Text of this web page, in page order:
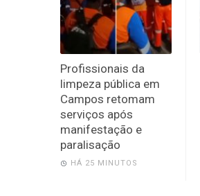
Profissionais da
limpeza pública em
Campos retomam
serviços após
manifestação e
paralisação
HÁ 25 MINUTOS